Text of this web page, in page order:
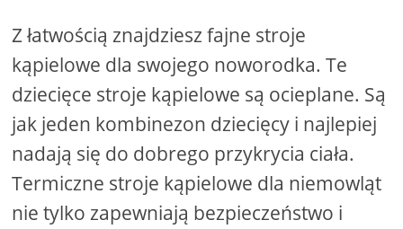
Z łatwością znajdziesz fajne stroje
kąpielowe dla swojego noworodka. Te
dziecięce stroje kąpielowe są ocieplane. Są
jak jeden kombinezon dziecięcy i najlepiej
nadają się do dobrego przykrycia ciała.
Termiczne stroje kąpielowe dla niemowląt
nie tylko zapewniają bezpieczeństwo i